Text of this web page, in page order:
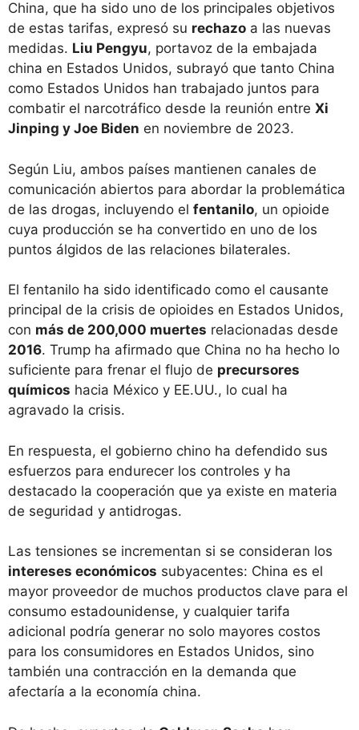
China, que ha sido uno de los principales objetivos
de estas tarifas, expresó su rechazo a las nuevas
medidas. Liu Pengyu, portavoz de la embajada
china en Estados Unidos, subrayó que tanto China
como Estados Unidos han trabajado juntos para
combatir el narcotráfico desde la reunión entre Xi
Jinping y Joe Biden en noviembre de 2023.
Según Liu, ambos países mantienen canales de
comunicación abiertos para abordar la problemática
de las drogas, incluyendo el fentanilo, un opioide
cuya producción se ha convertido en uno de los
puntos álgidos de las relaciones bilaterales.
El fentanilo ha sido identificado como el causante
principal de la crisis de opioides en Estados Unidos,
con más de 200,000 muertes relacionadas desde
2016. Trump ha afirmado que China no ha hecho lo
suficiente para frenar el flujo de precursores
químicos hacia México y EE.UU., lo cual ha
agravado la crisis.
En respuesta, el gobierno chino ha defendido sus
esfuerzos para endurecer los controles y ha
destacado la cooperación que ya existe en materia
de seguridad y antidrogas.
Las tensiones se incrementan si se consideran los
intereses económicos subyacentes: China es el
mayor proveedor de muchos productos clave para el
consumo estadounidense, y cualquier tarifa
adicional podría generar no solo mayores costos
para los consumidores en Estados Unidos, sino
también una contracción en la demanda que
afectaría a la economía china.